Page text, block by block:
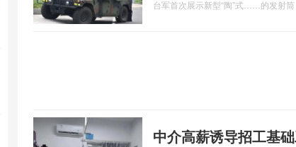
台军首次展示新型“陶”式……的发射
中介高薪诱导招工基